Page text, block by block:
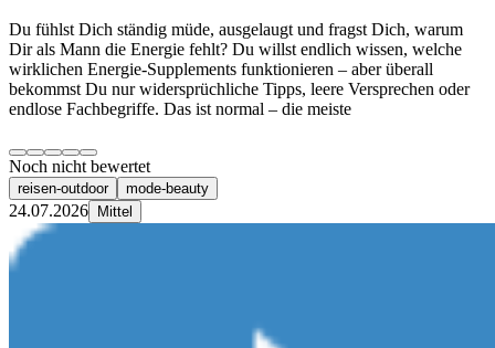
Du fühlst Dich ständig müde, ausgelaugt und fragst Dich, warum
Dir als Mann die Energie fehlt? Du willst endlich wissen, welche
wirklichen Energie‑Supplements funktionieren – aber überall
bekommst Du nur widersprüchliche Tipps, leere Versprechen oder
endlose Fachbegriffe. Das ist normal – die meiste
Noch nicht bewertet
reisen-outdoor mode-beauty
24.07.2026 Mittel